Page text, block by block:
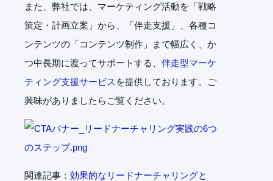
また、弊社では、マーケティング活動を「戦略
策定・計画立案」から、「伴走支援」、各種コ
ンテンツの「コンテンツ制作」まで幅広く、か
つ中長期に渡ってサポートする、 伴走型マーケ
ティング支援サービス を提供しております。ご
興味がありましたらご覧ください。
関連記事： 効果的なリードナーチャリングと